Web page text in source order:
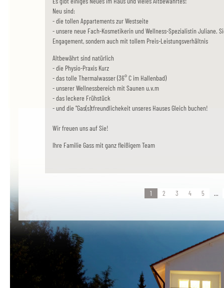
Neu sind:
- die tollen Appartements zur Westseite
- unsere neue Fach-Kosmetikerin und Wellness-Spezialistin Juliane.
Engagement, sondern auch mit tollem Preis-Leistungsverhältnis
Altbewährt sind natürlich
- die Physio-Praxis Kurz
- das tolle Thermalwasser (36° C im Hallenbad)
- unserer Wellnessbereich mit Saunen u.v.m
- das leckere Frühstück
- und die "Gas(s)tfreundlichekeit unseres Hauses Gleich buchen!
Wir freuen uns auf Sie!
Ihre Familie Gass mit ganz fleißigem Team
1 2 3 4 5 ...